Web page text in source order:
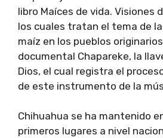
libro Maíces de vida. Visiones
los cuales tratan el tema de
maíz en los pueblos
documental Chapareke, la
Dios, el cual registra el
de este instrumento de la
Chihuahua se ha mantenido
primeros lugares a nivel